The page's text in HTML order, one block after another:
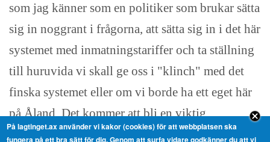
som jag känner som en politiker som brukar sätta
sig in noggrant i frågorna, att sätta sig in i det här
systemet med inmatningstariffer och ta ställning
till huruvida vi skall ge oss i "klinch" med det
finska systemet eller om vi borde ha ett eget här
på Åland. Det kommer att bli en viktig
energipolitisk fråga.
På lagtinget.ax använder vi kakor (cookies) för att webbplatsen ska
fungera på ett bra sätt för dig. Genom att surfa vidare godkänner du att vi